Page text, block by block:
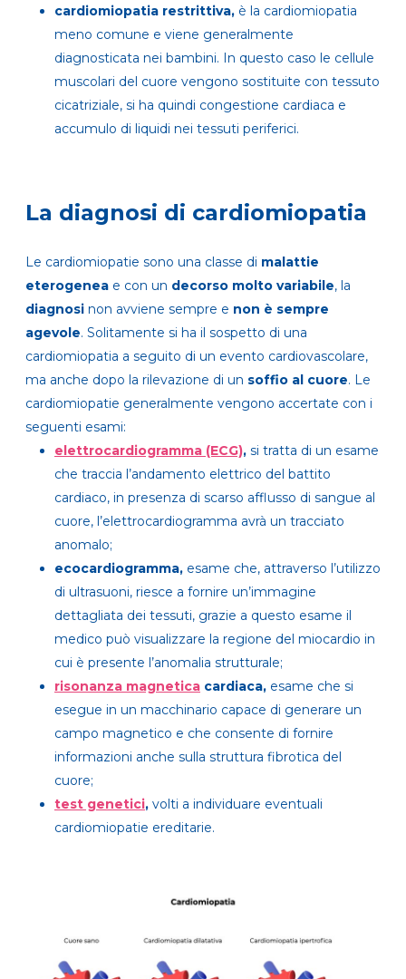
cardiomiopatia restrittiva, è la cardiomiopatia
meno comune e viene generalmente
diagnosticata nei bambini. In questo caso le cellule
muscolari del cuore vengono sostituite con tessuto
cicatriziale, si ha quindi congestione cardiaca e
accumulo di liquidi nei tessuti periferici.
La diagnosi di cardiomiopatia
Le cardiomiopatie sono una classe di malattie
eterogenea e con un decorso molto variabile, la
diagnosi non avviene sempre e non è sempre
agevole. Solitamente si ha il sospetto di una
cardiomiopatia a seguito di un evento cardiovascolare,
ma anche dopo la rilevazione di un soffio al cuore. Le
cardiomiopatie generalmente vengono accertate con i
seguenti esami:
elettrocardiogramma (ECG), si tratta di un esame
che traccia l’andamento elettrico del battito
cardiaco, in presenza di scarso afflusso di sangue al
cuore, l’elettrocardiogramma avrà un tracciato
anomalo;
ecocardiogramma, esame che, attraverso l’utilizzo
di ultrasuoni, riesce a fornire un’immagine
dettagliata dei tessuti, grazie a questo esame il
medico può visualizzare la regione del miocardio in
cui è presente l’anomalia strutturale;
risonanza magnetica cardiaca, esame che si
esegue in un macchinario capace di generare un
campo magnetico e che consente di fornire
informazioni anche sulla struttura fibrotica del
cuore;
test genetici, volti a individuare eventuali
cardiomiopatie ereditarie.